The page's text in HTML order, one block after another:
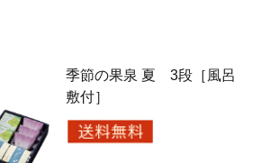
季節の果泉 夏 3段［風呂
敷付］